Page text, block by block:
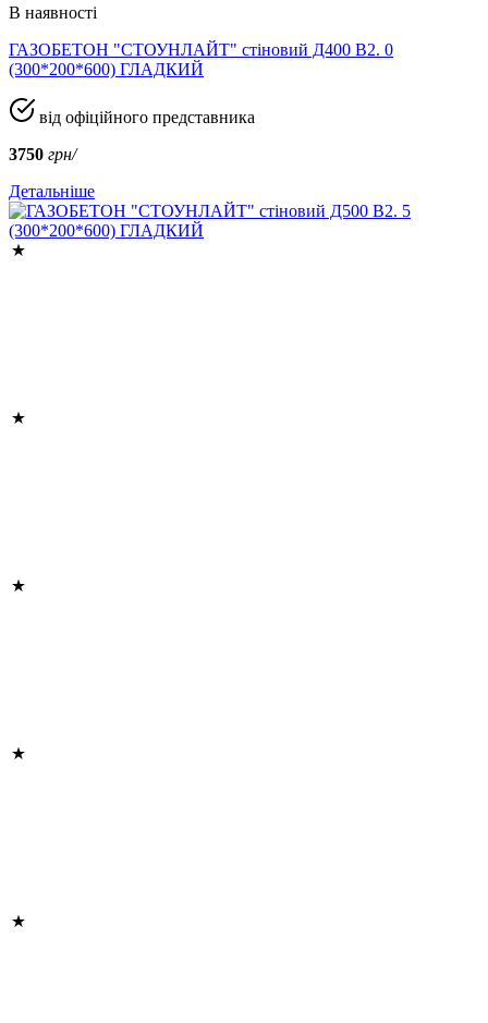
В наявності
ГАЗОБЕТОН "СТОУНЛАЙТ" стіновий Д400 В2. 0
(300*200*600) ГЛАДКИЙ
від офіційного представника
3750 грн/
Детальніше